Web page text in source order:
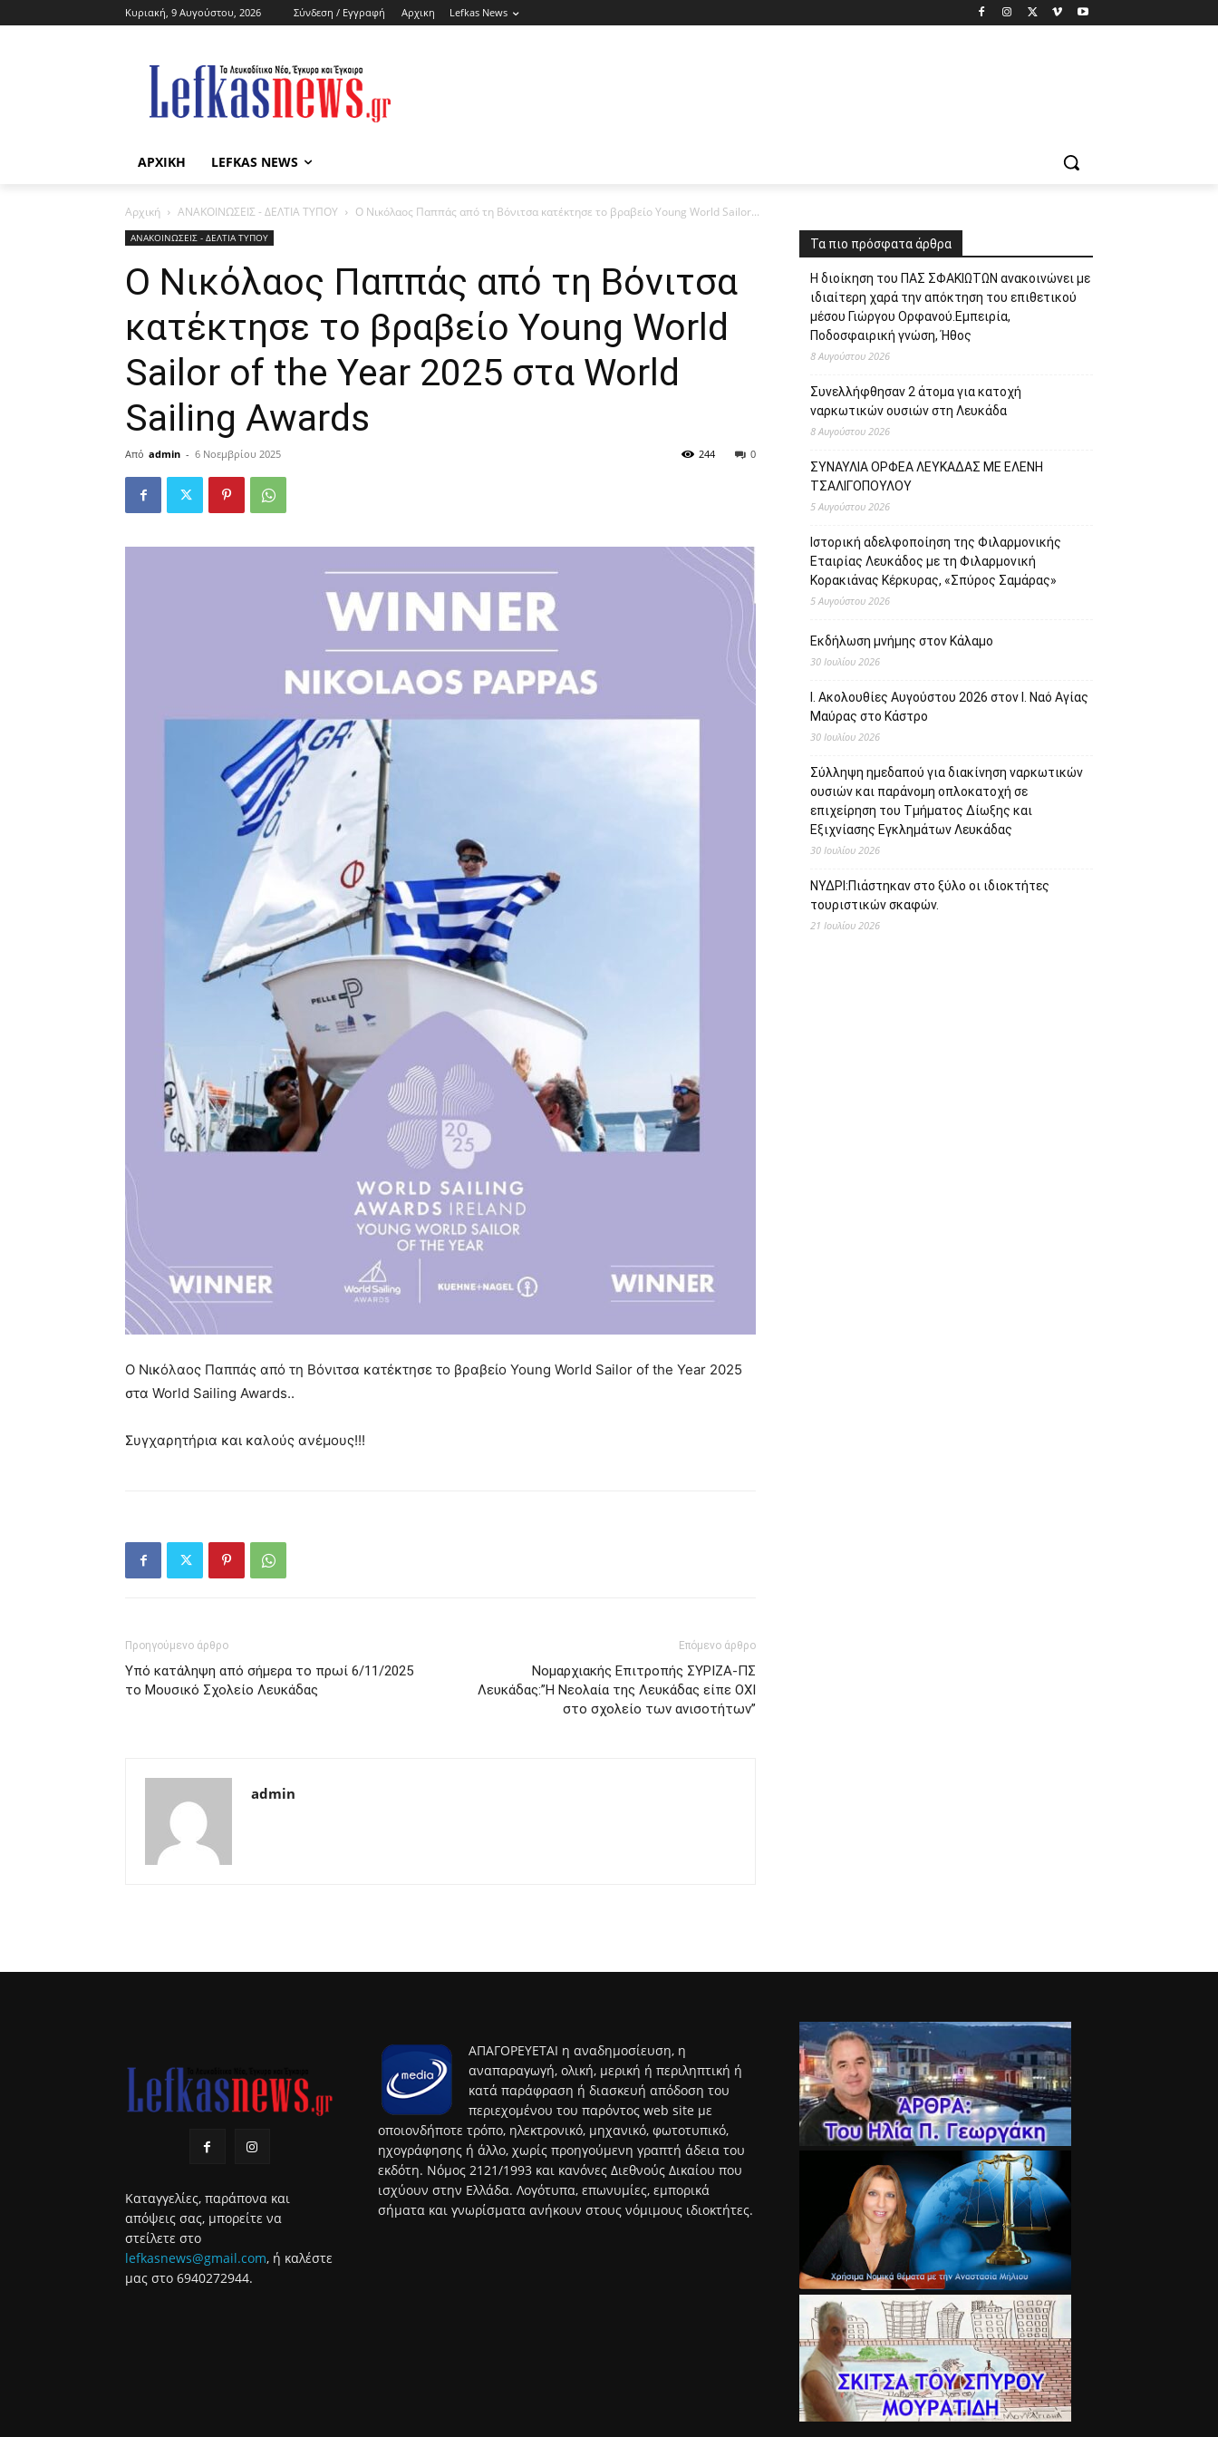
Κυριακή, 9 Αυγούστου, 2026 Σύνδεση / Εγγραφή Αρχικη Lefkas News
ΑΡΧΙΚΗ LEFKAS NEWS
Αρχική ΑΝΑΚΟΙΝΩΣΕΙΣ - ΔΕΛΤΙΑ ΤΥΠΟΥ Ο Νικόλαος Παππάς από τη Βόνιτσα κατέκτησε το βραβείο Young World Sailor...
ΑΝΑΚΟΙΝΩΣΕΙΣ - ΔΕΛΤΙΑ ΤΥΠΟΥ
Ο Νικόλαος Παππάς από τη Βόνιτσα
κατέκτησε το βραβείο Young World
Sailor of the Year 2025 στα World
Sailing Awards
Από admin - 6 Νοεμβρίου 2025 0
244
Ο Νικόλαος Παππάς από τη Βόνιτσα κατέκτησε το βραβείο Young World Sailor of the Year 2025
στα World Sailing Awards..
Συγχαρητήρια και καλούς ανέμους!!!
Προηγούμενο άρθρο
Υπό κατάληψη από σήμερα το πρωί 6/11/2025
το Μουσικό Σχολείο Λευκάδας
Επόμενο άρθρο
Νομαρχιακής Επιτροπής ΣΥΡΙΖΑ-ΠΣ
Λευκάδας:”Η Νεολαία της Λευκάδας είπε ΟΧΙ
στο σχολείο των ανισοτήτων”
admin
Τα πιο πρόσφατα άρθρα
Η διοίκηση του ΠΑΣ ΣΦΑΚΙΩΤΩΝ ανακοινώνει με
ιδιαίτερη χαρά την απόκτηση του επιθετικού
μέσου Γιώργου Ορφανού.Εμπειρία,
Ποδοσφαιρική γνώση, Ήθος
8 Αυγούστου 2026
Συνελλήφθησαν 2 άτομα για κατοχή
ναρκωτικών ουσιών στη Λευκάδα
8 Αυγούστου 2026
ΣΥΝΑΥΛΙΑ ΟΡΦΕΑ ΛΕΥΚΑΔΑΣ ΜΕ ΕΛΕΝΗ
ΤΣΑΛΙΓΟΠΟΥΛΟΥ
5 Αυγούστου 2026
Ιστορική αδελφοποίηση της Φιλαρμονικής
Εταιρίας Λευκάδος με τη Φιλαρμονική
Κορακιάνας Κέρκυρας, «Σπύρος Σαμάρας»
5 Αυγούστου 2026
Εκδήλωση μνήμης στον Κάλαμο
30 Ιουλίου 2026
Ι. Ακολουθίες Αυγούστου 2026 στον Ι. Ναό Αγίας
Μαύρας στο Κάστρο
30 Ιουλίου 2026
Σύλληψη ημεδαπού για διακίνηση ναρκωτικών
ουσιών και παράνομη οπλοκατοχή σε
επιχείρηση του Τμήματος Δίωξης και
Εξιχνίασης Εγκλημάτων Λευκάδας
30 Ιουλίου 2026
ΝΥΔΡΙ:Πιάστηκαν στο ξύλο οι ιδιοκτήτες
τουριστικών σκαφών.
21 Ιουλίου 2026
Καταγγελίες, παράπονα και
απόψεις σας, μπορείτε να
στείλετε στο
lefkasnews@gmail.com, ή καλέστε
μας στο 6940272944.
ΑΠΑΓΟΡΕΥΕΤΑΙ η αναδημοσίευση, η
αναπαραγωγή, ολική, μερική ή περιληπτική ή
κατά παράφραση ή διασκευή απόδοση του
περιεχομένου του παρόντος web site με
οποιονδήποτε τρόπο, ηλεκτρονικό, μηχανικό, φωτοτυπικό,
ηχογράφησης ή άλλο, χωρίς προηγούμενη γραπτή άδεια του
εκδότη. Νόμος 2121/1993 και κανόνες Διεθνούς Δικαίου που
ισχύουν στην Ελλάδα. Λογότυπα, επωνυμίες, εμπορικά
σήματα και γνωρίσματα ανήκουν στους νόμιμους ιδιοκτήτες.